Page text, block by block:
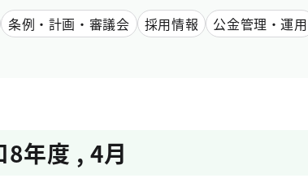
条例・計画・審議会 採用情報 公金管理・運用
8年度 ,4月